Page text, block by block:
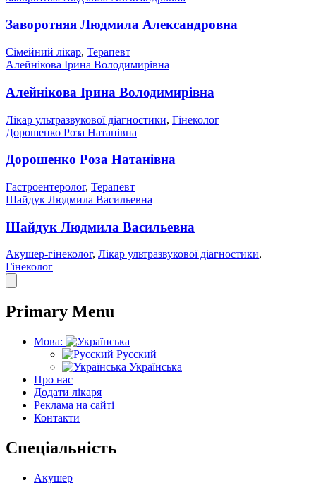
Заворотняя Людмила Александровна
Сімейний лікар, Терапевт
Алейнікова Ірина Володимирівна
Алейнікова Ірина Володимирівна
Лікар ультразвукової діагностики, Гінеколог
Дорошенко Роза Натанівна
Дорошенко Роза Натанівна
Гастроентеролог, Терапевт
Шайдук Людмила Васильевна
Шайдук Людмила Васильевна
Акушер-гінеколог, Лікар ультразвукової діагностики,
Гінеколог
Primary Menu
Мова:
Русский
Українська
Про нас
Додати лікаря
Реклама на сайті
Контакти
Спеціальність
Акушер